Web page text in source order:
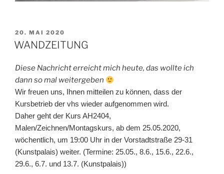
VERÖFFENTLICHT
AM
20. MAI 2020
WANDZEITUNG
Diese Nachricht erreicht mich heute, das wollte ich
dann so mal weitergeben
Wir freuen uns, Ihnen mitteilen zu können, dass der
Kursbetrieb der vhs wieder aufgenommen wird.
Daher geht der Kurs AH2404,
Malen/Zeichnen/Montagskurs, ab dem 25.05.2020,
wöchentlich, um 19:00 Uhr in der Vorstadtstraße 29-31
(Kunstpalais) weiter. (Termine: 25.05., 8.6., 15.6., 22.6.,
29.6., 6.7. und 13.7. (Kunstpalais))